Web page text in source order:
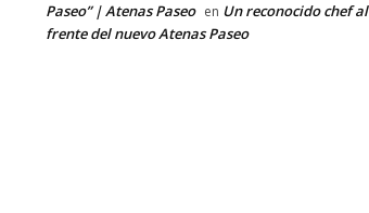
Paseo” | Atenas Paseo en Un reconocido chef al
frente del nuevo Atenas Paseo